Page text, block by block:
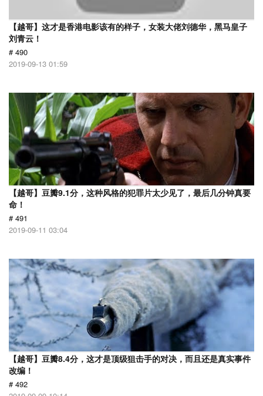
【越哥】这才是香港电影该有的样子，女装大佬刘德华，黑马皇子
刘青云！
# 490
2019-09-13 01:59
【越哥】豆瓣9.1分，这种风格的犯罪片太少见了，最后几分钟真要
命！
# 491
2019-09-11 03:04
【越哥】豆瓣8.4分，这才是顶级狙击手的对决，而且还是真实事件
改编！
# 492